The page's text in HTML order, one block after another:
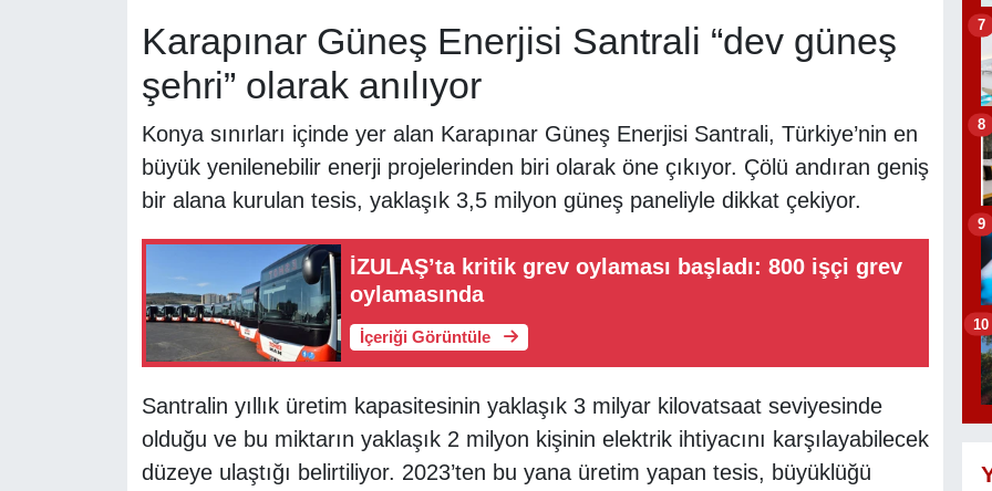
Karapınar Güneş Enerjisi Santrali “dev güneş
şehri” olarak anılıyor
Konya sınırları içinde yer alan Karapınar Güneş Enerjisi Santrali, Türkiye’nin en
büyük yenilenebilir enerji projelerinden biri olarak öne çıkıyor. Çölü andıran geniş
bir alana kurulan tesis, yaklaşık 3,5 milyon güneş paneliyle dikkat çekiyor.
İZULAŞ’ta kritik grev oylaması başladı: 800 işçi grev
oylamasında
İçeriği Görüntüle
Santralin yıllık üretim kapasitesinin yaklaşık 3 milyar kilovatsaat seviyesinde
olduğu ve bu miktarın yaklaşık 2 milyon kişinin elektrik ihtiyacını karşılayabilecek
düzeye ulaştığı belirtiliyor. 2023’ten bu yana üretim yapan tesis, büyüklüğü
7
8
9
10